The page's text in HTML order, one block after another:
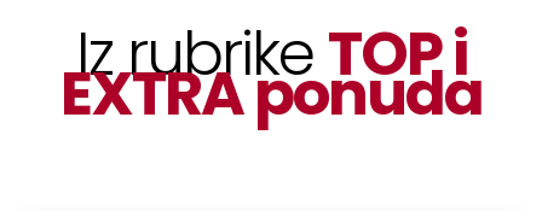
Iz rubrikeTOP i
EXTRA ponuda